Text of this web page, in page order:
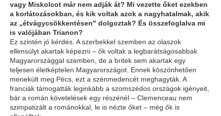
vagy Miskolcot már nem adják át? Mi vezette őket ezekben
a korlátozásokban, és kik voltak azok a nagyhatalmak, akik
az „étvágycsökkentésen" dolgoztak? És összefoglalva mi
is valójában Trianon?
Ez szintén jó kérdés. A szerbekkel szemben az olaszok
ellensúlyt akartak képezni – ők voltak a legbarátságosabbak
Magyarországgal szemben, de a britek sem akartak egy
teljesen életképtelen Magyarországot. Ennek köszönhetően
menekült meg Pécs, ezt a szénmedencét meghagyták. A
franciák támogatták leginkább a szomszédos országok igényeit,
bár a román követelések egy részénél – Clemenceau nem
szimpatizált a románokkal, le is nézte őket – még ők is